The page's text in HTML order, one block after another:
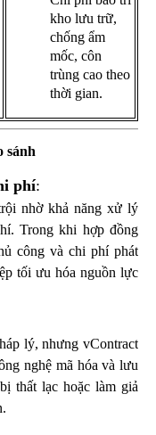
kho lưu trữ,
chống ẩm
mốc, côn
trùng cao theo
thời gian.
sánh
phí:
nhờ khả năng xử lý
Trong khi hợp đồng
công và chi phí phát
tối ưu hóa nguồn lực
lý, nhưng vContract
nghệ mã hóa và lưu
thất lạc hoặc làm giả